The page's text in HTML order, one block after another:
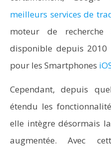
meilleurs services de
moteur de recherche
disponible depuis 2010
pour les Smartphones
Cependant, depuis
étendu les
elle intègre désormais
augmentée. Avec